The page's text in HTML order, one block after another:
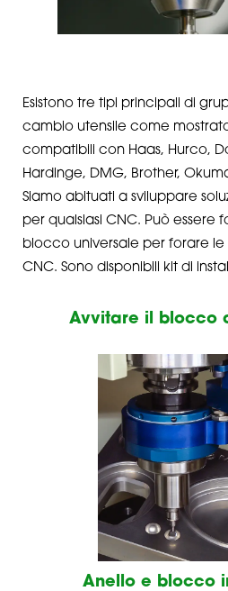
Esistono tre tipi principali di
cambio utensile come
compatibili con Haas, Hurco,
Hardinge, DMG, Brother,
Siamo abituati a sviluppare
per qualsiasi CNC. Può essere
blocco universale per forare le
CNC. Sono disponibili kit di
Avvitare il blocco
Anello e blocco